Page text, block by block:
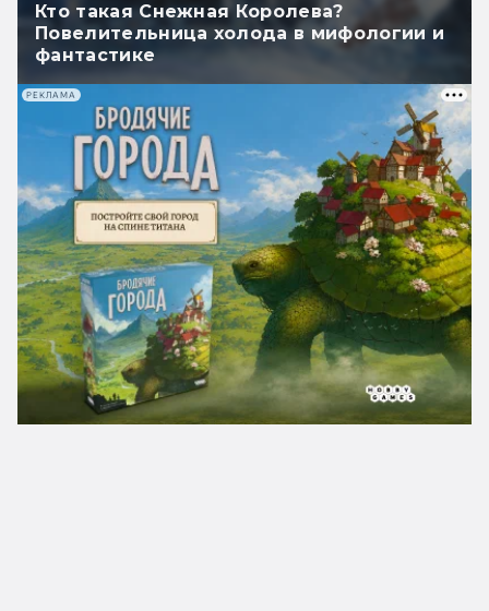
Кто такая Снежная Королева?
Повелительница холода в мифологии и
фантастике
РЕКЛАМА